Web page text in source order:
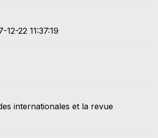
12-22 11:37:19
internationales et la revue